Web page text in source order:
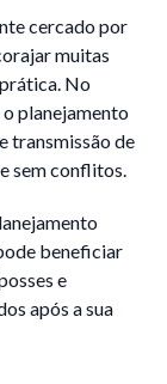
cercado por
muitas
No
planejamento
transmissão de
sem conflitos.
beneficiar
e
após a sua